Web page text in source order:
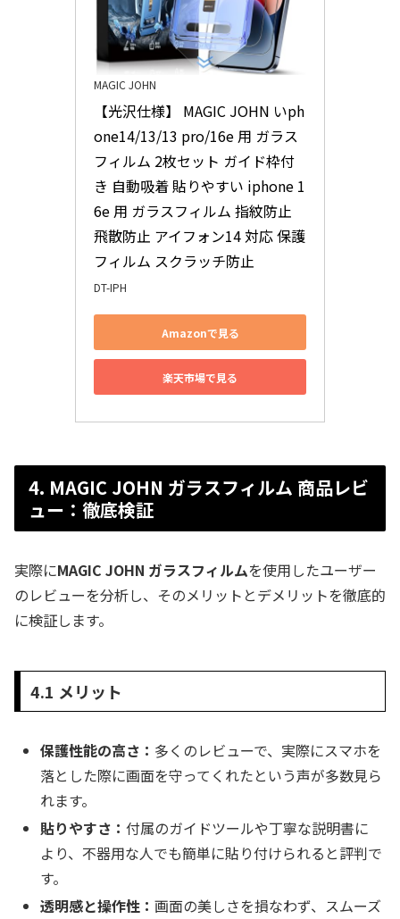
MAGIC JOHN
【光沢仕様】 MAGIC JOHN いph
one14/13/13 pro/16e 用 ガラス
フィルム 2枚セット ガイド枠付
き 自動吸着 貼りやすい iphone 1
6e 用 ガラスフィルム 指紋防止
飛散防止 アイフォン14 対応 保護
フィルム スクラッチ防止
DT-IPH
Amazonで見る
楽天市場で見る
4. MAGIC JOHN ガラスフィルム 商品レビ
ュー：徹底検証
実際にMAGIC JOHN ガラスフィルムを使用したユーザー
のレビューを分析し、そのメリットとデメリットを徹底的
に検証します。
4.1 メリット
保護性能の高さ： 多くのレビューで、実際にスマホを
落とした際に画面を守ってくれたという声が多数見ら
れます。
貼りやすさ： 付属のガイドツールや丁寧な説明書に
より、不器用な人でも簡単に貼り付けられると評判で
す。
透明感と操作性：画面の美しさを損なわず、スムーズ